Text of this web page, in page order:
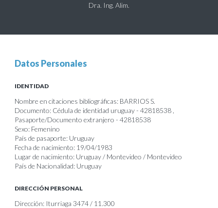
Dra. Ing. Alim.
Datos Personales
IDENTIDAD
Nombre en citaciones bibliográficas: BARRIOS S.
Documento: Cédula de identidad uruguay - 42818538 ,
Pasaporte/Documento extranjero - 42818538
Sexo: Femenino
País de pasaporte: Uruguay
Fecha de nacimiento: 19/04/1983
Lugar de nacimiento: Uruguay / Montevideo / Montevideo
País de Nacionalidad: Uruguay
DIRECCIÓN PERSONAL
Dirección: Iturriaga 3474 / 11.300